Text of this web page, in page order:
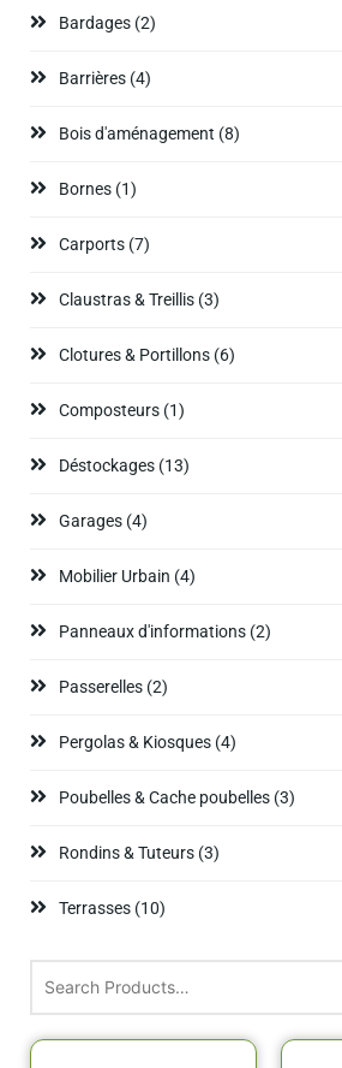
Bardages (2)
Barrières (4)
Bois d'aménagement (8)
Bornes (1)
Carports (7)
Claustras & Treillis (3)
Clotures & Portillons (6)
Composteurs (1)
Déstockages (13)
Garages (4)
Mobilier Urbain (4)
Panneaux d'informations (2)
Passerelles (2)
Pergolas & Kiosques (4)
Poubelles & Cache poubelles (3)
Rondins & Tuteurs (3)
Terrasses (10)